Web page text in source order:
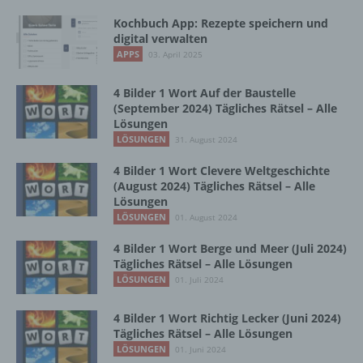
Kochbuch App: Rezepte speichern und
digital verwalten
APPS 03. April 2025
4 Bilder 1 Wort Auf der Baustelle
(September 2024) Tägliches Rätsel – Alle
Lösungen
LÖSUNGEN 31. August 2024
4 Bilder 1 Wort Clevere Weltgeschichte
(August 2024) Tägliches Rätsel – Alle
Lösungen
LÖSUNGEN 01. August 2024
4 Bilder 1 Wort Berge und Meer (Juli 2024)
Tägliches Rätsel – Alle Lösungen
LÖSUNGEN 01. Juli 2024
4 Bilder 1 Wort Richtig Lecker (Juni 2024)
Tägliches Rätsel – Alle Lösungen
LÖSUNGEN 01. Juni 2024
Verantwortlicher
Verantwortlicher oder für die Verarbeitung
juristische Person, Behörde, Einrichtung
oder andere Stelle, die allein oder
gemeinsam mit anderen über die Zwecke
und Mittel der Verarbeitung von
Sind die Zwecke und Mittel dieser
Verarbeitung durch das Unionsrecht oder
das Recht der Mitgliedstaaten vorgegeben,
so kann der Verantwortliche
Kriterien seiner Benennung nach dem
Unionsrecht oder dem Recht der
Mitgliedstaaten vorgesehen werden.
h) Auftragsverarbeiter